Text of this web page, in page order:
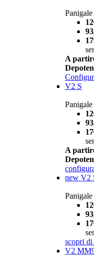
A
V2 S
A
new V2
scopri di
V2